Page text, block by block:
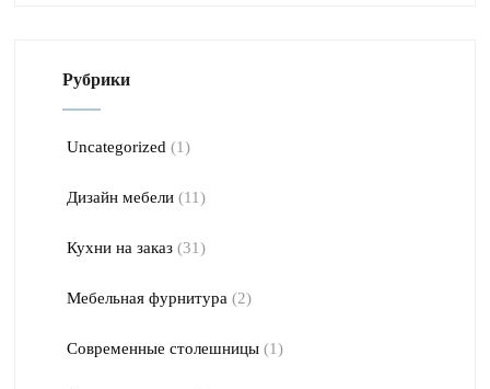
Рубрики
Uncategorized (1)
Дизайн мебели(11)
Кухни на заказ(31)
Мебельная фурнитура (2)
Современные столешницы(1)